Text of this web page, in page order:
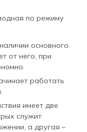
по режиму
основного
от него, при
работать
имеет две
служит
а другая –